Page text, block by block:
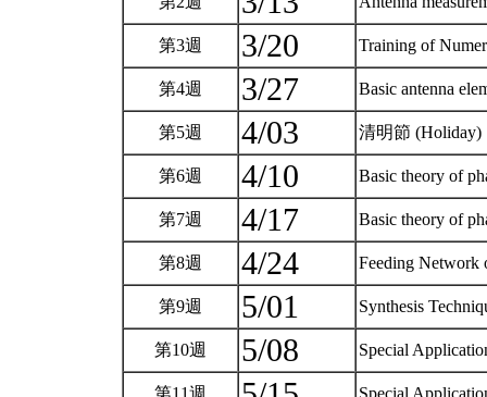
第3週 3/20 Training of
第4週 3/27 Basic antenna
第5週 4/03 清明節
第6週 4/10 Basic theory of
第7週 4/17 Basic theory of
第8週 4/24 Feeding Network
第9週 5/01 Synthesis
第10週 5/08 Special
第11週 Special